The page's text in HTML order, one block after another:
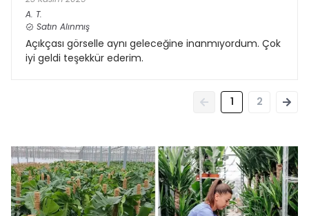
A. T.
Satın Alınmış
Açıkçası görselle aynı geleceğine inanmıyordum. Çok
iyi geldi teşekkür ederim.
1 2